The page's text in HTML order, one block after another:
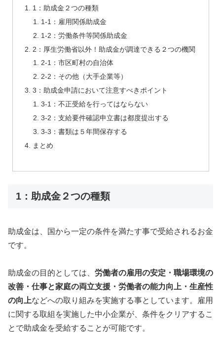
1：助成金２つの種類
1-1：雇用関係助成金
1-2：労働条件等関係助成金
2：厚生労働省以外！助成金が調達できる２つの機関
2-1：市区町村の自治体
2-2：その他（大手企業等）
3：助成金申請において注意すべきポイント
3-1：不正受給を行ってはならない
3-2：支給要件確認申立書は都度提出する
3-3：書類は５年間保存する
まとめ
1：助成金２つの種類
助成金は、国から一定の条件を満たす事で受給されるお金
です。
助成金の目的としては、 労働者の雇用の安定・職場環境の
改善・仕事と家庭の両立支援・労働者の能力向上・生産性
の向上などへの取り組みを実施する事としています。雇用
に関する取組を実施した中小企業が、条件をクリアするこ
とで助成金を受給することが可能です。